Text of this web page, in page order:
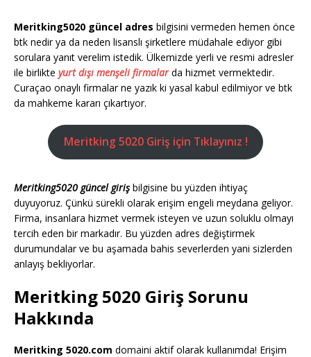
Meritking5020 güncel adres bilgisini vermeden hemen önce
btk nedir ya da neden lisanslı şirketlere müdahale ediyor gibi
sorulara yanıt verelim istedik. Ülkemizde yerli ve resmi adresler
ile birlikte yurt dışı menşeli firmalarda hizmet vermektedir.
Curaçao onaylı firmalar ne yazık ki yasal kabul edilmiyor ve btk
da mahkeme kararı çıkartıyor.
Meritking 5020 Giriş için Tıklayınız !
Meritking5020 güncel giriş bilgisine bu yüzden ihtiyaç
duyuyoruz. Çünkü sürekli olarak erişim engeli meydana geliyor.
Firma, insanlara hizmet vermek isteyen ve uzun soluklu olmayı
tercih eden bir markadır. Bu yüzden adres değiştirmek
durumundalar ve bu aşamada bahis severlerden yani sizlerden
anlayış bekliyorlar.
Meritking 5020 Giriş Sorunu
Hakkında
Meritking 5020.com domaini aktif olarak kullanımda! Erişim